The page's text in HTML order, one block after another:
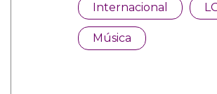
Internacional
Música